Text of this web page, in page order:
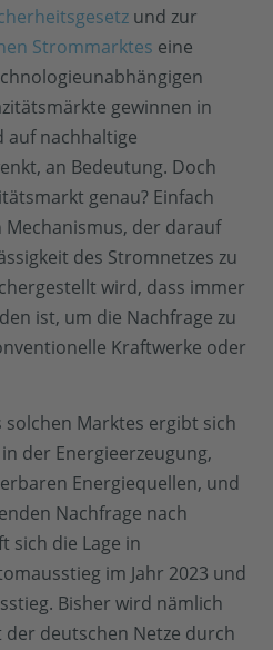
und zur
Strommarktes eine
gewinnen in
auf nachhaltige
an Bedeutung. Doch
genau? Einfach
der darauf
des Stromnetzes zu
wird, dass immer
ist, um die Nachfrage zu
Kraftwerke oder
Marktes ergibt sich
der Energieerzeugung,
Energiequellen, und
Nachfrage nach
sich die Lage in
im Jahr 2023 und
Bisher wird nämlich
deutschen Netze durch